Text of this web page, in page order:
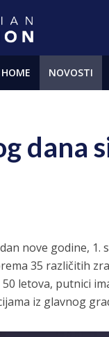
HOME NOVOSTI
dana
nove godine, 1.
35 različitih
letova, putnici
iz glavnog